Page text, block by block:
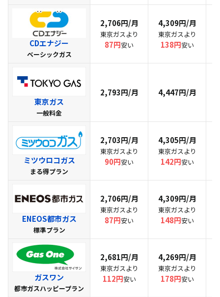
CDエナジー
ベーシックガス
2,706円/月
東京ガスより
87円安い
4,309円/月
東京ガスより
138円安い
東京ガス
一般料金
2,793円/月 4,447円/月
ミツウロコガス
まる得プラン
2,703円/月
東京ガスより
90円安い
4,305円/月
東京ガスより
142円安い
ENEOS都市ガス
標準プラン
2,706円/月
東京ガスより
87円安い
4,309円/月
東京ガスより
148円安い
ガスワン
都市ガスハッピープラン
2,681円/月
東京ガスより
112円安い
4,269円/月
東京ガスより
178円安い